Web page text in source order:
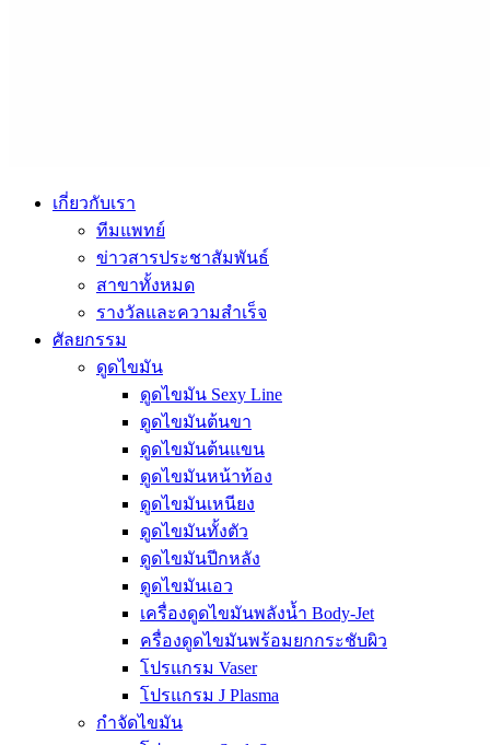
เกี่ยวกับเรา
ทีมแพทย์
ข่าวสารประชาสัมพันธ์
สาขาทั้งหมด
รางวัลและความสำเร็จ
ศัลยกรรม
ดูดไขมัน
ดูดไขมัน Sexy Line
ดูดไขมันต้นขา
ดูดไขมันต้นแขน
ดูดไขมันหน้าท้อง
ดูดไขมันเหนียง
ดูดไขมันทั้งตัว
ดูดไขมันปีกหลัง
ดูดไขมันเอว
เครื่องดูดไขมันพลังน้ำ Body-Jet
ครื่องดูดไขมันพร้อมยกกระชับผิว
โปรแกรม Vaser
โปรแกรม J Plasma
กำจัดไขมัน